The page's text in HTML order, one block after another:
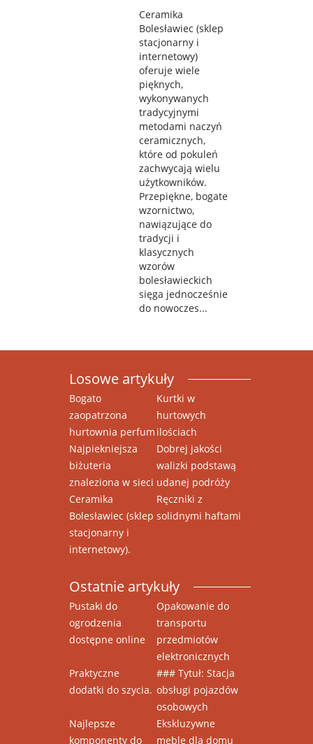
Ceramika
Bolesławiec (sklep
stacjonarny i
internetowy)
oferuje wiele
pięknych,
wykonywanych
tradycyjnymi
metodami naczyń
ceramicznych,
które od pokuleń
zachwycają wielu
użytkowników.
Przepiękne, bogate
wzornictwo,
nawiązujące do
tradycji i
klasycznych
wzorów
bolesławieckich
sięga jednocześnie
do nowoczes...
Losowe artykuły
Bogato
zaopatrzona
hurtownia perfum
Kurtki w
hurtowych
ilościach
Najpiekniejsza
biżuteria
znaleziona w sieci
Dobrej jakości
walizki podstawą
udanej podróży
Ceramika
Bolesławiec (sklep
stacjonarny i
internetowy).
Ręczniki z
solidnymi haftami
Ostatnie artykuły
Pustaki do
ogrodzenia
dostępne online
Opakowanie do
transportu
przedmiotów
elektronicznych
Praktyczne
dodatki do szycia.
### Tytuł: Stacja
obsługi pojazdów
osobowych
Najlepsze
komponenty do
Ekskluzywne
meble dla domu